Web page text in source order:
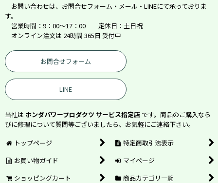
お問い合わせは、お問合せフォーム・メール・LINEにて承っておりま
す。
営業時間：9：00～17：00 定休日：土日祝
オンライン注文は 24時間 365日 受付中
お問合せフォーム
LINE
当社は ホンダパワープロダクツ サービス指定店 です。商品のご購入なら
びに修理について質問等ございましたら、お気軽にご連絡下さい。
トップページ
特定商取引法表示
お買い物ガイド
マイページ
ショッピングカート
商品カテゴリ一覧